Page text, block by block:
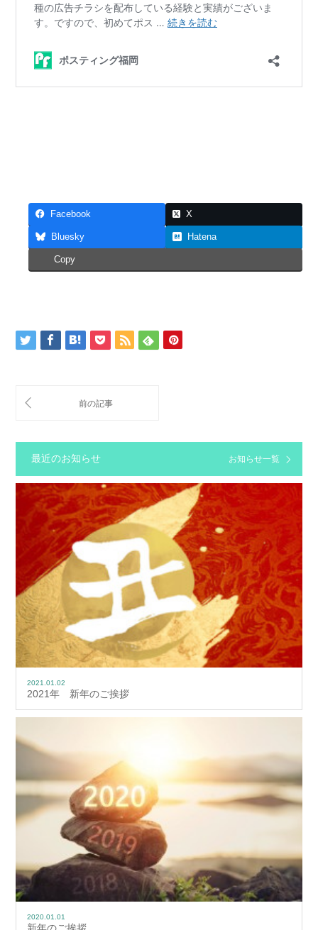
Facebook X
Bluesky Hatena
Copy
最近のお知らせ お知らせ一覧
2021.01.02
2021年 新年のご挨拶
2020.01.01